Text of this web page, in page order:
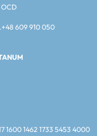
609 910 050
1600 1462 1733 5453 4000